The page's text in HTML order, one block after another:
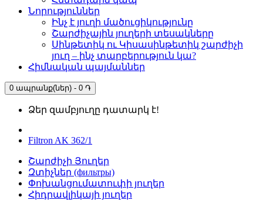
Նորություններ
Ինչ է յուղի մածուցիկությունը
Շարժիչային յուղերի տեսակները
Սինթետիկ ու Կիսասինթետիկ շարժիչի
յուղ – ինչ տարբերություն կա?
Հիմնական պայմաններ
0 ապրանք(ներ) - 0 ֏
Ձեր զամբյուղը դատարկ է!
Filtron AK 362/1
Շարժիչի Յուղեր
Զտիչներ (фильтры)
Փոխանցումատուփի յուղեր
Հիդրավլիկայի յուղեր